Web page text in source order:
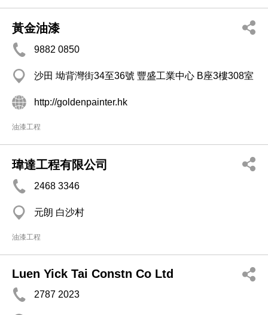
黃金油漆
9882 0850
沙田 坳背灣街34至36號 豐盛工業中心 B座3樓308室
http://goldenpainter.hk
油漆工程
瑋達工程有限公司
2468 3346
元朗 白沙村
油漆工程
Luen Yick Tai Constn Co Ltd
2787 2023